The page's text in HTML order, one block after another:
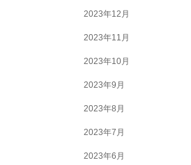
2023年12月
2023年11月
2023年10月
2023年9月
2023年8月
2023年7月
2023年6月